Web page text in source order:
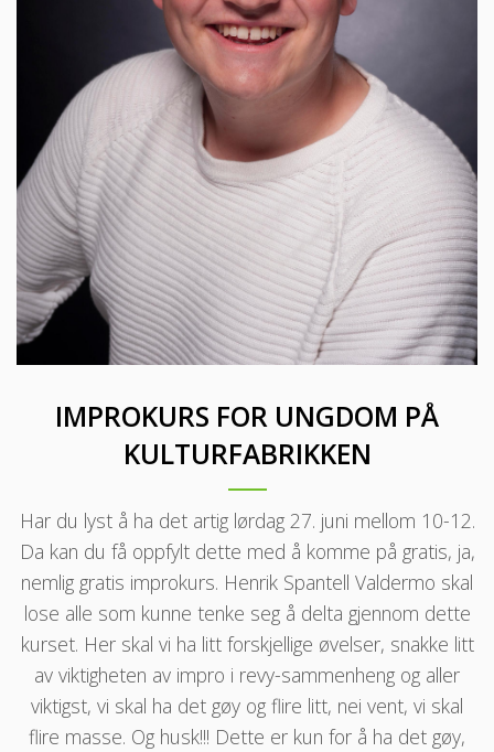
IMPROKURS FOR UNGDOM PÅ
KULTURFABRIKKEN
Har du lyst å ha det artig lørdag 27. juni mellom 10-12.
Da kan du få oppfylt dette med å komme på gratis, ja,
nemlig gratis improkurs. Henrik Spantell Valdermo skal
lose alle som kunne tenke seg å delta gjennom dette
kurset. Her skal vi ha litt forskjellige øvelser, snakke litt
av viktigheten av impro i revy-sammenheng og aller
viktigst, vi skal ha det gøy og flire litt, nei vent, vi skal
flire masse. Og husk!!! Dette er kun for å ha det gøy,